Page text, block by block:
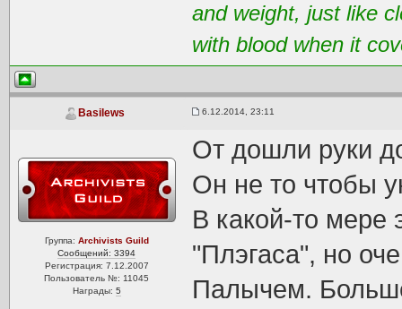
and weight, just like
with blood when it
Basilews 6.12.2014, 23:11
Группа: Archivists Guild
Сообщений: 3394
Регистрация: 7.12.2007
Пользователь №: 11045
Награды: 5
От дошли руки
Он не то чтобы
В какой-то мере
"Плэгаса", но
Палычем.